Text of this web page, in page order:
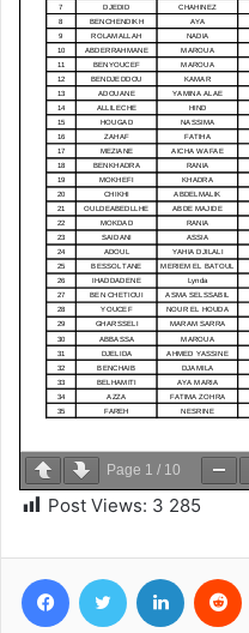
Page 1 / 10
Post Views: 3 285
FacebookTwitter Linkedin